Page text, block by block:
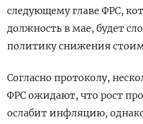
следующему главе ФРС,
должность в мае, будет
политику снижения
Согласно протоколу,
ФРС ожидают, что рост
ослабит инфляцию,